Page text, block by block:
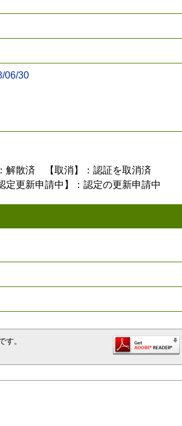
06/30
解散済 【取消】：認証を取消済
更新申請中】：認定の更新申請中
。